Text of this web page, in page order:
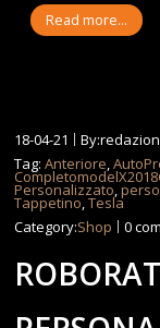
Read more...
18-04-21
Tag:Anteriore ,
Personalizzato ,
Tappetino ,Tesla
Category:Shop 0